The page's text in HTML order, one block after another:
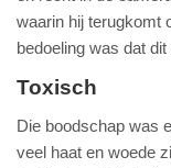
waarin hij terugkomt
bedoeling was dat
Toxisch
Die boodschap was
veel haat en woede